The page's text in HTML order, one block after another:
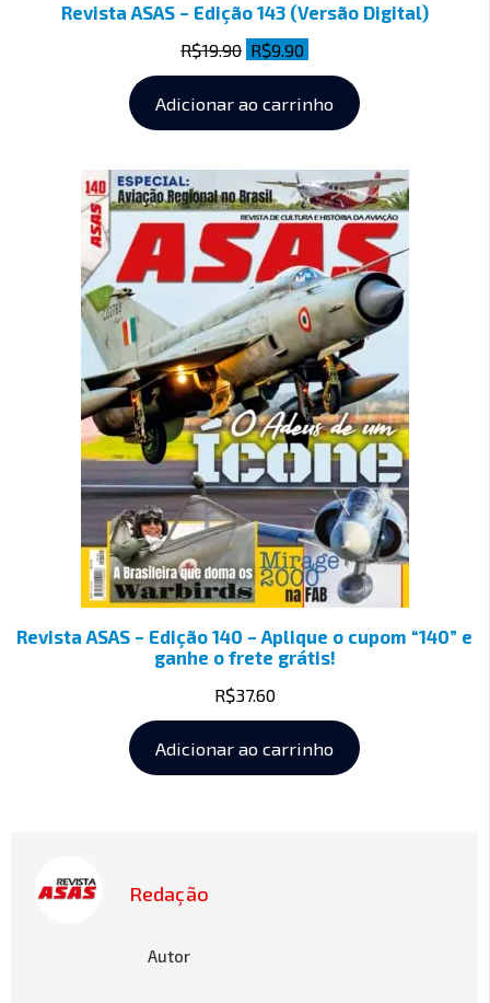
Revista ASAS – Edição 143 (Versão Digital)
R$19.90 R$9.90
Adicionar ao carrinho
Revista ASAS – Edição 140 – Aplique o cupom “140” e
ganhe o frete grátis!
R$37.60
Adicionar ao carrinho
Redação
Autor